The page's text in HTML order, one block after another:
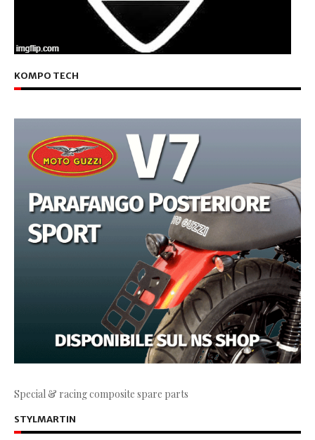
KOMPO TECH
Special & racing composite spare parts
STYLMARTIN